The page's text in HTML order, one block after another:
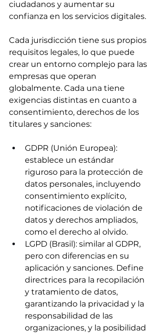
ciudadanos y aumentar su
confianza en los servicios digitales.
Cada jurisdicción tiene sus propios
requisitos legales, lo que puede
crear un entorno complejo para las
empresas que operan
globalmente. Cada una tiene
exigencias distintas en cuanto a
consentimiento, derechos de los
titulares y sanciones:
GDPR (Unión Europea):
establece un estándar
riguroso para la protección de
datos personales, incluyendo
consentimiento explícito,
notificaciones de violación de
datos y derechos ampliados,
como el derecho al olvido.
LGPD (Brasil): similar al GDPR,
pero con diferencias en su
aplicación y sanciones. Define
directrices para la recopilación
y tratamiento de datos,
garantizando la privacidad y la
responsabilidad de las
organizaciones, y la posibilidad